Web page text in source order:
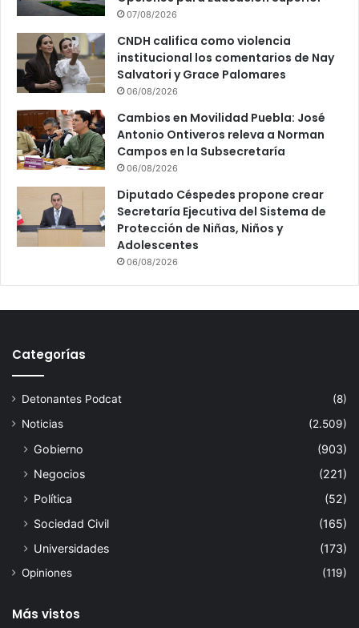
07/08/2026
CNDH califica como violencia
institucional los comentarios de Nay
Salvatori y Grace Palomares
06/08/2026
Cambios en Movilidad Puebla: José
Antonio Ontiveros releva a Norman
Campos en la Subsecretaría
06/08/2026
Diputado Céspedes propone crear
Secretaría Ejecutiva del Sistema de
Protección de Niñas, Niños y
Adolescentes
06/08/2026
Categorías
Detonantes Podcat
(8)
Noticias
(2.509)
Gobierno
(903)
Negocios
(221)
Política
(52)
Sociedad Civil
(165)
Universidades
(173)
Opiniones (119)
Más vistos